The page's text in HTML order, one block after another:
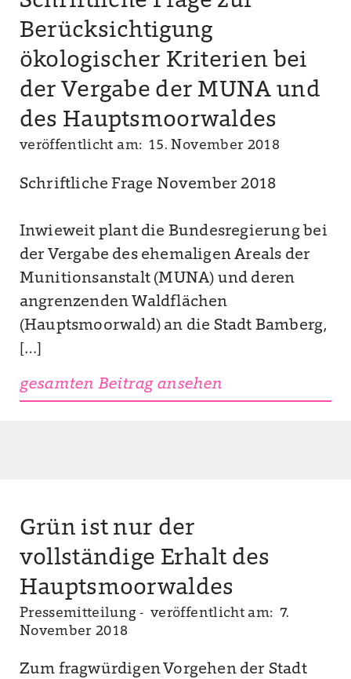
Berücksichtigung
ökologischer Kriterien bei
der Vergabe der MUNA und
des Hauptsmoorwaldes
veröffentlicht am: 15. November 2018
Schriftliche Frage November 2018
Inwieweit plant die Bundesregierung bei
der Vergabe des ehemaligen Areals der
Munitionsanstalt (MUNA) und deren
angrenzenden Waldflächen
(Hauptsmoorwald) an die Stadt Bamberg,
[…]
gesamten Beitrag ansehen
Grün ist nur der
vollständige Erhalt des
Hauptsmoorwaldes
Pressemitteilung - veröffentlicht am: 7.
November 2018
Zum fragwürdigen Vorgehen der Stadt